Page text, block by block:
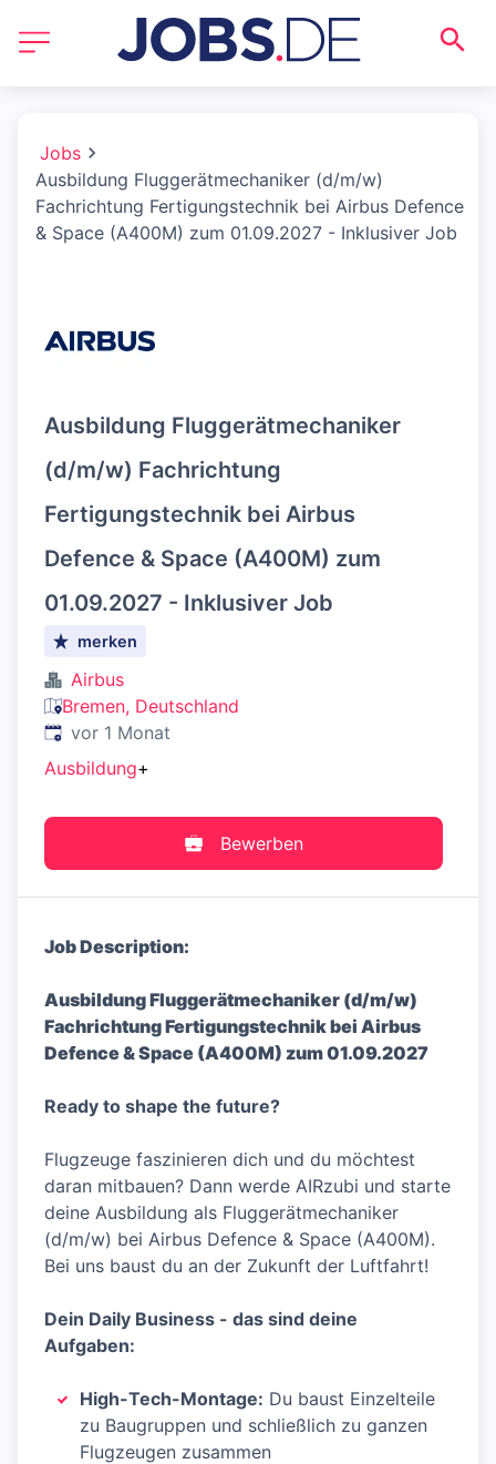
Jobs
Ausbildung Fluggerätmechaniker (d/m/w)
Fachrichtung Fertigungstechnik bei Airbus Defence
& Space (A400M) zum 01.09.2027 - Inklusiver Job
Ausbildung Fluggerätmechaniker
(d/m/w) Fachrichtung
Fertigungstechnik bei Airbus
Defence & Space (A400M) zum
01.09.2027 - Inklusiver Job
merken
Airbus
Bremen, Deutschland
Veröffentlicht:
vor 1 Monat
Ausbildung+
Bewerben
Job Description:
Ausbildung Fluggerätmechaniker (d/m/w)
Fachrichtung Fertigungstechnik bei Airbus
Defence & Space (A400M) zum 01.09.2027
Ready to shape the future?
Flugzeuge faszinieren dich und du möchtest
daran mitbauen? Dann werde AIRzubi und starte
deine Ausbildung als Fluggerätmechaniker
(d/m/w) bei Airbus Defence & Space (A400M).
Bei uns baust du an der Zukunft der Luftfahrt!
Dein Daily Business - das sind deine
Aufgaben:
High-Tech-Montage: Du baust Einzelteile
zu Baugruppen und schließlich zu ganzen
Flugzeugen zusammen